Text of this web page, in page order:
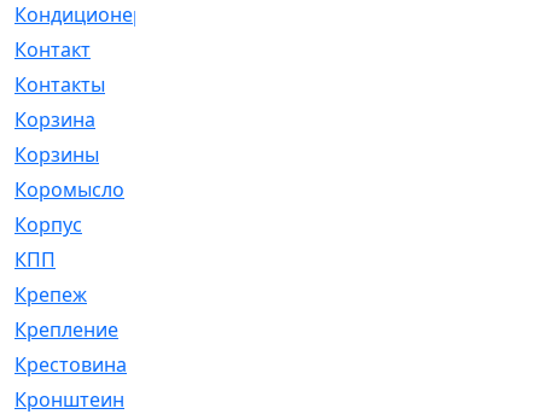
Кондиционер
Контакт
Контакты
Корзина
Корзины
Коромысло
Корпус
КПП
Крепеж
Крепление
Крестовина
Кронштеин